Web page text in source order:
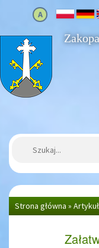
A
Strona główna
Szukaj:
Strona główna »